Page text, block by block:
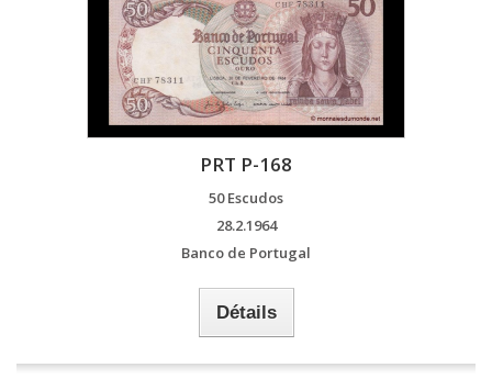
PRT P-168
50 Escudos
28.2.1964
Banco de Portugal
Détails